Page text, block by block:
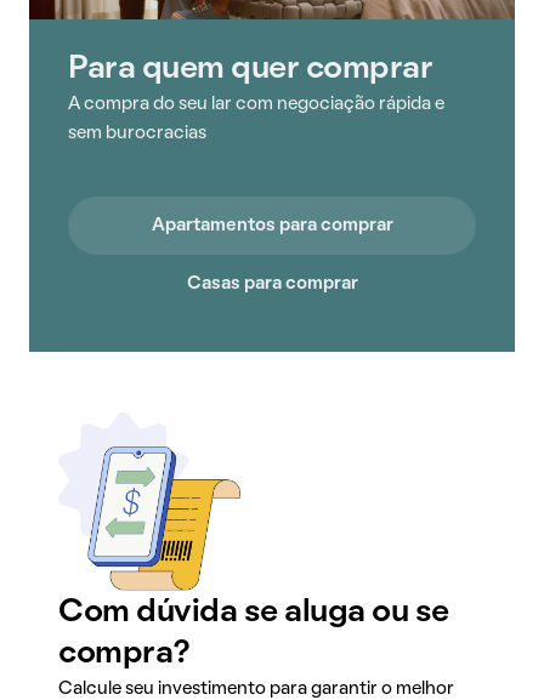
Para quem quer comprar
A compra do seu lar com negociação rápida e
sem burocracias
Apartamentos para comprar
Casas para comprar
Com dúvida se aluga ou se
compra?
Calcule seu investimento para garantir o melhor